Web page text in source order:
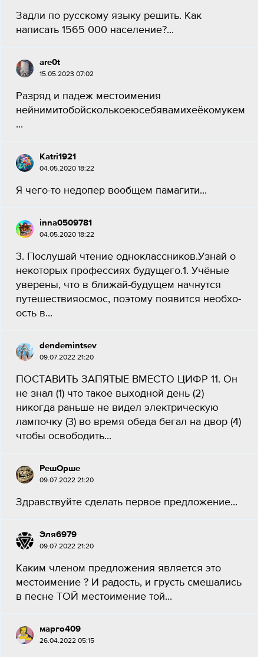
Задли по русскому языку решить. Как
написать 1565 000 население?...
are0t
15.05.2023 07:02
Разряд и падеж местоимения
нейнимитобойсколькоеюсебявамихеёкомукем​
...
Katri1921
04.05.2020 18:22
Я чего-то недопер вообщем памагити...
inna0509781
04.05.2020 18:22
3. Послушай чтение одноклассников.Узнай о
некоторых профессиях будущего.1. Учёные
уверены, что в ближай-будущем начнутся
путешествияосмос, поэтому появится необхо-
ость в...
dendemintsev
09.07.2022 21:20
ПОСТАВИТЬ ЗАПЯТЫЕ ВМЕСТО ЦИФР 11. Он
не знал (1) что такое выходной день (2)
никогда раньше не видел электрическую
лампочку (3) во время обеда бегал на двор (4)
чтобы освободить...
РешОрше
09.07.2022 21:20
Здравствуйте сделать первое предложение...
Эля6979
09.07.2022 21:20
Каким членом предложения является это
местоимение ? И радость, и грусть смешались
в песне ТОЙ местоимение той...
марго409
26.04.2022 05:15